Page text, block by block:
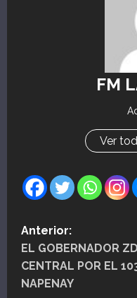
FM
Ver
N
a
v
Anterior:
EL GOBERNADOR
CENTRAL POR EL
NAPENAY